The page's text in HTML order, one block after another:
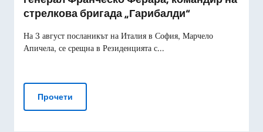
стрелкова бригада „Гарибалди“
На 3 август посланикът на Италия в София, Марчело
Апичела, се срещна в Резиденцията с...
Прочети